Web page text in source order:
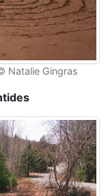
Natalie Gingras